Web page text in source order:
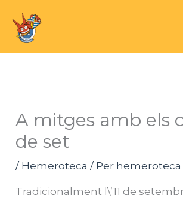
contingut
A mitges amb els
de set
/ Hemeroteca / Per hemeroteca
Tradicionalment l\’11 de